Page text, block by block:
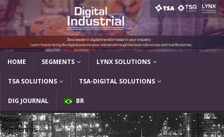
HOME SEGMENTS LYNX SOLUTIONS
TSA SOLUTIONS TSA-DIGITAL SOLUTIONS
DIG JOURNAL BR
Home
Segmentos